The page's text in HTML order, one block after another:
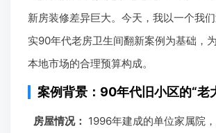
新房装修差异巨大。今天，我以一个我
实90年代老房卫生间翻新案例为基础，
本地市场的合理预算构成。
案例背景：90年代旧小区的“老
房屋情况： 1996年建成的单位家属院